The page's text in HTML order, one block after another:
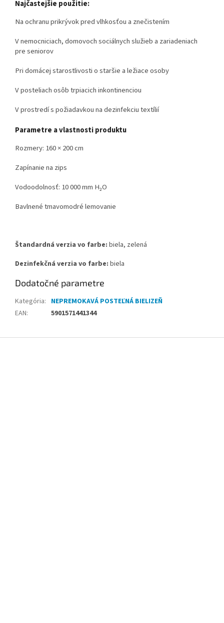
Najčastejšie použitie:
Na ochranu prikrývok pred vlhkosťou a znečistením
V nemocniciach, domovoch sociálnych služieb a zariadeniach
pre seniorov
Pri domácej starostlivosti o staršie a ležiace osoby
V posteliach osôb trpiacich inkontinenciou
V prostredí s požiadavkou na dezinfekciu textílií
Parametre a vlastnosti produktu
Rozmery: 160 × 200 cm
Zapínanie na zips
Vodoodolnosť: 10 000 mm H₂O
Bavlnené tmavomodré lemovanie
Štandardná verzia vo farbe: biela, zelená
Dezinfekčná verzia vo farbe: biela
Dodatočné parametre
Kategória: NEPREMOKAVÁ POSTEĽNÁ BIELIZEŇ
EAN: 5901571441344